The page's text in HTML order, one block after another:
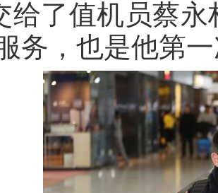
给了值机员蔡
务，也是他第